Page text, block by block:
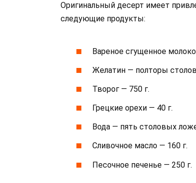
Оригинальный десерт имеет
следующие продукты:
Вареное сгущенное
Желатин — полторы
Творог — 750 г.
Грецкие орехи — 40 г.
Вода — пять столовых
Сливочное масло — 160 г.
Песочное печенье — 250 г.